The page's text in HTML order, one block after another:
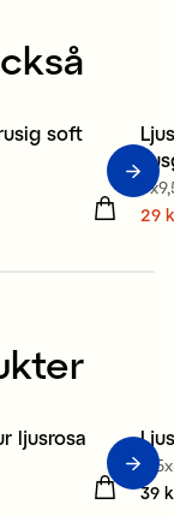
soft
29
ljusrosa
Pris
39